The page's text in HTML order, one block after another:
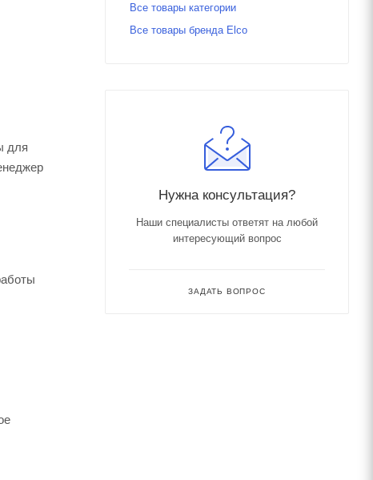
для
Все товары категории
Все товары бренда Elco
Нужна консультация?
Наши специалисты ответят на любой
интересующий вопрос
ЗАДАТЬ ВОПРОС